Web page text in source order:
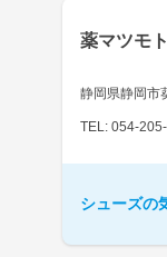
薬マツモ
静岡県静岡市
TEL: 054-
シューズの